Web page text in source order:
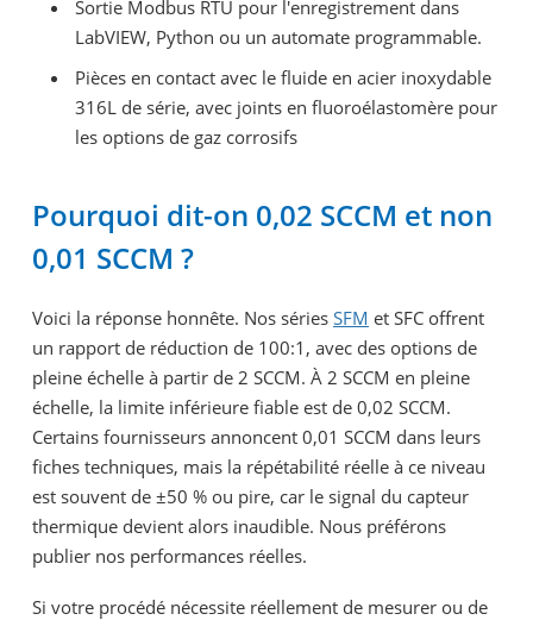
Sortie Modbus RTU pour l'enregistrement dans
LabVIEW, Python ou un automate programmable.
Pièces en contact avec le fluide en acier inoxydable
316L de série, avec joints en fluoroélastomère pour
les options de gaz corrosifs
Pourquoi dit-on 0,02 SCCM et non
0,01 SCCM ?
Voici la réponse honnête. Nos séries SFM et SFC offrent
un rapport de réduction de 100:1, avec des options de
pleine échelle à partir de 2 SCCM. À 2 SCCM en pleine
échelle, la limite inférieure fiable est de 0,02 SCCM.
Certains fournisseurs annoncent 0,01 SCCM dans leurs
fiches techniques, mais la répétabilité réelle à ce niveau
est souvent de ±50 % ou pire, car le signal du capteur
thermique devient alors inaudible. Nous préférons
publier nos performances réelles.
Si votre procédé nécessite réellement de mesurer ou de